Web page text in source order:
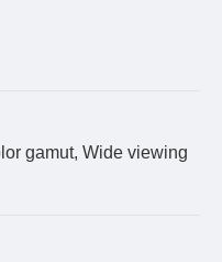
gamut, Wide viewing